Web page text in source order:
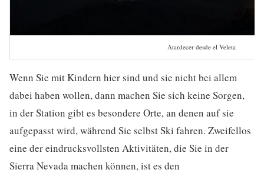
Atardecer desde el Veleta
Wenn Sie mit Kindern hier sind und sie nicht bei allem
dabei haben wollen, dann machen Sie sich keine Sorgen,
in der Station gibt es besondere Orte, an denen auf sie
aufgepasst wird, während Sie selbst Ski fahren. Zweifellos
eine der eindrucksvollsten Aktivitäten, die Sie in der
Sierra Nevada machen können, ist es den